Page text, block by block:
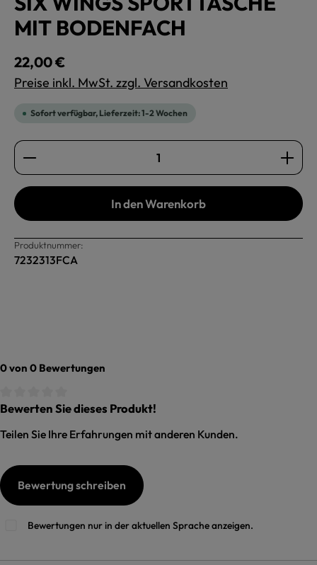
MIT BODENFACH
Regulärer Preis:
22,00 €
Preise inkl. MwSt. zzgl. Versandkosten
Sofort verfügbar, Lieferzeit: 1-2 Wochen
Produkt Anzahl: Gib den gewünschten Wert ein
In den Warenkorb
Produktnummer:
7232313FCA
0 von 0 Bewertungen
Durchschnittliche Bewertung von 0 von 5 Sternen
Bewerten Sie dieses Produkt!
Teilen Sie Ihre Erfahrungen mit anderen Kunden.
Bewertung schreiben
Bewertungen nur in der aktuellen Sprache anzeigen.